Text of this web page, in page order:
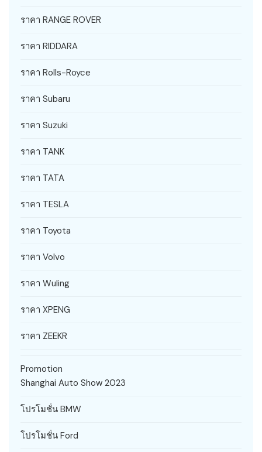
ราคา RANGE ROVER
ราคา RIDDARA
ราคา Rolls-Royce
ราคา Subaru
ราคา Suzuki
ราคา TANK
ราคา TATA
ราคา TESLA
ราคา Toyota
ราคา Volvo
ราคา Wuling
ราคา XPENG
ราคา ZEEKR
Promotion
Shanghai Auto Show 2023
โปรโมชั่น BMW
โปรโมชั่น Ford